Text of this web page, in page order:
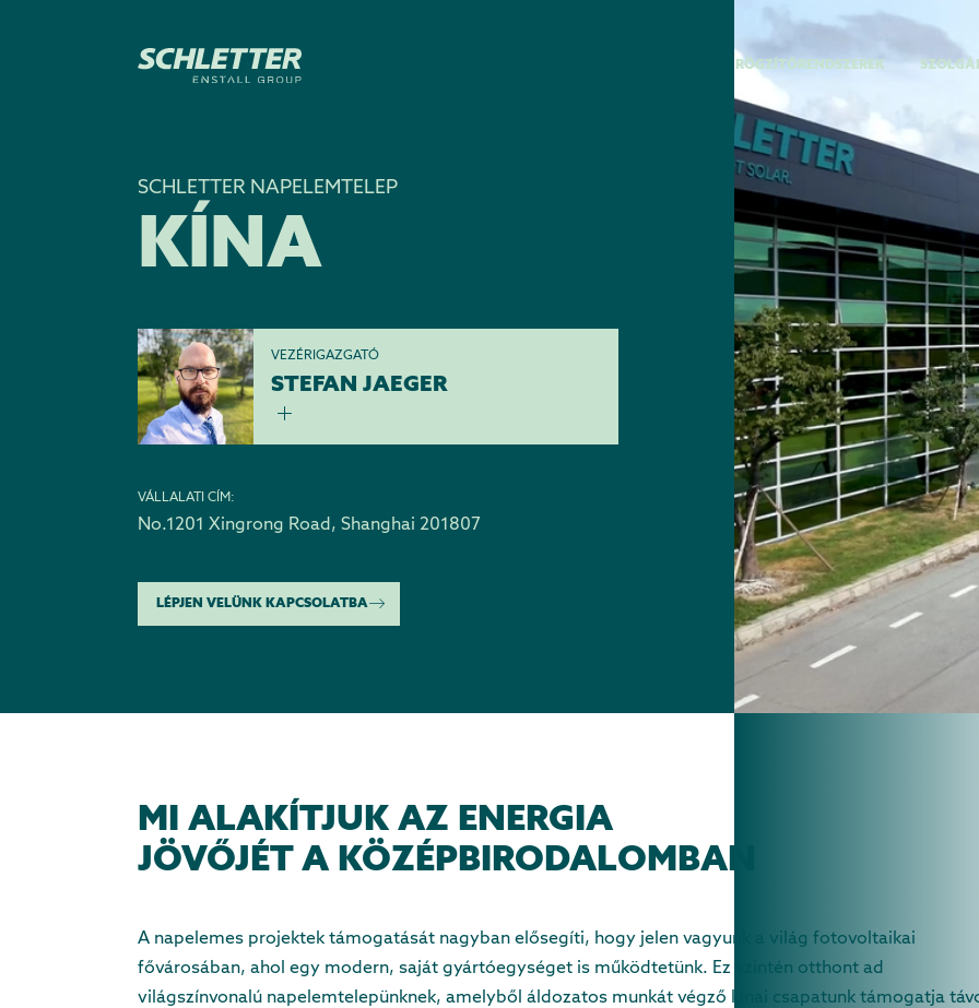
RÖGZÍTŐRENDSZEREK
SCHLETTER NAPELEMTELEP
KÍNA
VEZÉRIGAZGATÓ
STEFAN JAEGER
VÁLLALATI CÍM:
No.1201 Xingrong Road , Shanghai 201807
LÉPJEN VELÜNK KAPCSOLATBA
MI ALAKÍTJUK AZ ENERGIA
JÖVŐJÉT A KÖZÉPBIRODALOMBAN
A napelemes projektek támogatását nagyban elősegíti, hogy jelen vagyunk a világ fotovoltaikai
fővárosában, ahol egy modern, saját gyártóegységet is működtetünk. Ez szintén otthont ad
világszínvonalú napelemtelepünknek, amelyből áldozatos munkát végző kínai csapatunk támogatja